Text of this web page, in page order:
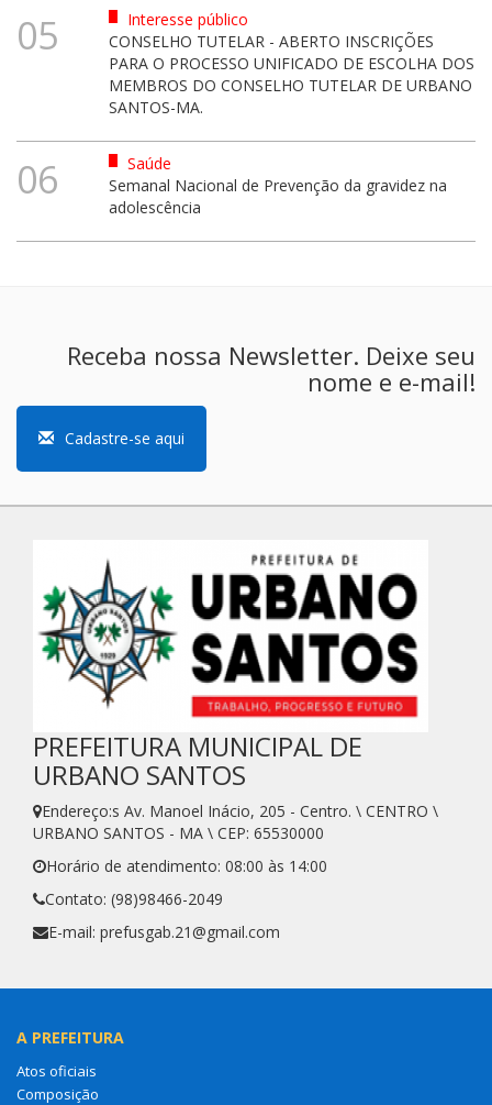
05
Interesse público
CONSELHO TUTELAR - ABERTO INSCRIÇÕES
PARA O PROCESSO UNIFICADO DE ESCOLHA DOS
MEMBROS DO CONSELHO TUTELAR DE URBANO
SANTOS-MA.
06
Saúde
Semanal Nacional de Prevenção da gravidez na
adolescência
Receba nossa Newsletter. Deixe seu
nome e e-mail!
Cadastre-se aqui
PREFEITURA MUNICIPAL DE
URBANO SANTOS
Endereço:s Av. Manoel Inácio, 205 - Centro. \ CENTRO \
URBANO SANTOS - MA \ CEP: 65530000
Horário de atendimento: 08:00 às 14:00
Contato: (98)98466-2049
E-mail: prefusgab.21@gmail.com
A PREFEITURA
Atos oficiais
Composição